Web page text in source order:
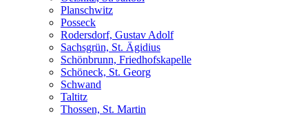
Planschwitz
Posseck
Rodersdorf, Gustav Adolf
Sachsgrün, St. Ägidius
Schönbrunn, Friedhofskapelle
Schöneck, St. Georg
Schwand
Taltitz
Thossen, St. Martin